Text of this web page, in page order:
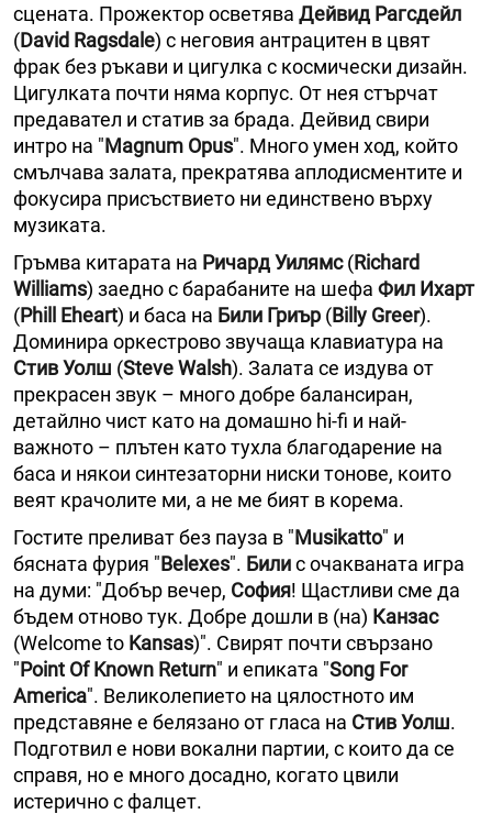
сцената. Прожектор осветява Дейвид Рагсдейл
(David Ragsdale) с неговия антрацитен в цвят
фрак без ръкави и цигулка с космически дизайн.
Цигулката почти няма корпус. От нея стърчат
предавател и статив за брада. Дейвид свири
интро на "Magnum Opus". Много умен ход, който
смълчава залата, прекратява аплодисментите и
фокусира присъствието ни единствено върху
музиката.
Гръмва китарата на Ричард Уилямс(Richard
Williams) заедно с барабаните на шефа Фил Ихарт
(Phill Eheart) и баса на Били Гриър (Billy Greer).
Доминира оркестрово звучаща клавиатура на
Стив Уолш (Steve Walsh). Залата се издува от
прекрасен звук – много добре балансиран,
детайлно чист като на домашно hi-fi и най-
важното – плътен като тухла благодарение на
баса и някои синтезаторни ниски тонове, които
веят крачолите ми, а не ме бият в корема.
Гостите преливат без пауза в "Musikatto" и
бясната фурия "Belexes". Билис очакваната игра
на думи: "Добър вечер, София! Щастливи сме да
бъдем отново тук. Добре дошли в (на) Канзас
(Welcome to Kansas)". Свирят почти свързано
"Point Of Known Return" и епиката "Song For
America". Великолепието на цялостното им
представяне е белязано от гласа на Стив Уолш.
Подготвил е нови вокални партии, с които да се
справя, но е много досадно, когато цвили
истерично с фалцет.